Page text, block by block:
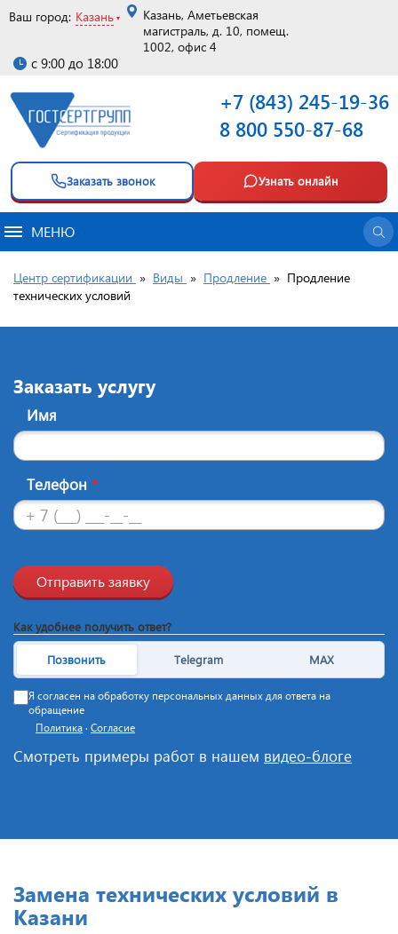
Ваш город: Казань
Казань, Аметьевская
магистраль, д. 10, помещ.
1002, офис 4
с 9:00 до 18:00
+7 (843) 245-19-36
8 800 550-87-68
Заказать звонок Узнать онлайн
МЕНЮ
Центр сертификации » Виды » Продление » Продление
технических условий
Заказать услугу
Имя
Телефон *
Отправить заявку
Как удобнее получить ответ?
Позвонить Telegram MAX
Я согласен на обработку персональных данных для ответа на
обращение
Политика · Согласие
Смотреть примеры работ в нашем видео-блоге
Замена технических условий в
Казани